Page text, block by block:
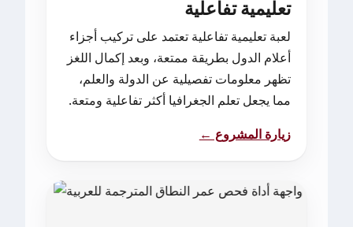
تعليمية تفاعلية
لعبة تعليمية تفاعلية تعتمد على تركيب أجزاء
أعلام الدول بطريقة ممتعة، وبعد إكمال اللغز
تظهر معلومات تفصيلية عن الدولة والعلم،
مما يجعل تعلم الجغرافيا أكثر تفاعلية ومتعة.
زيارة المشروع ←